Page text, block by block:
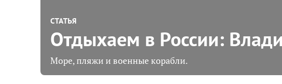
СТАТЬЯ
Отдыхаем в России:
Море, пляжи и военные корабли.